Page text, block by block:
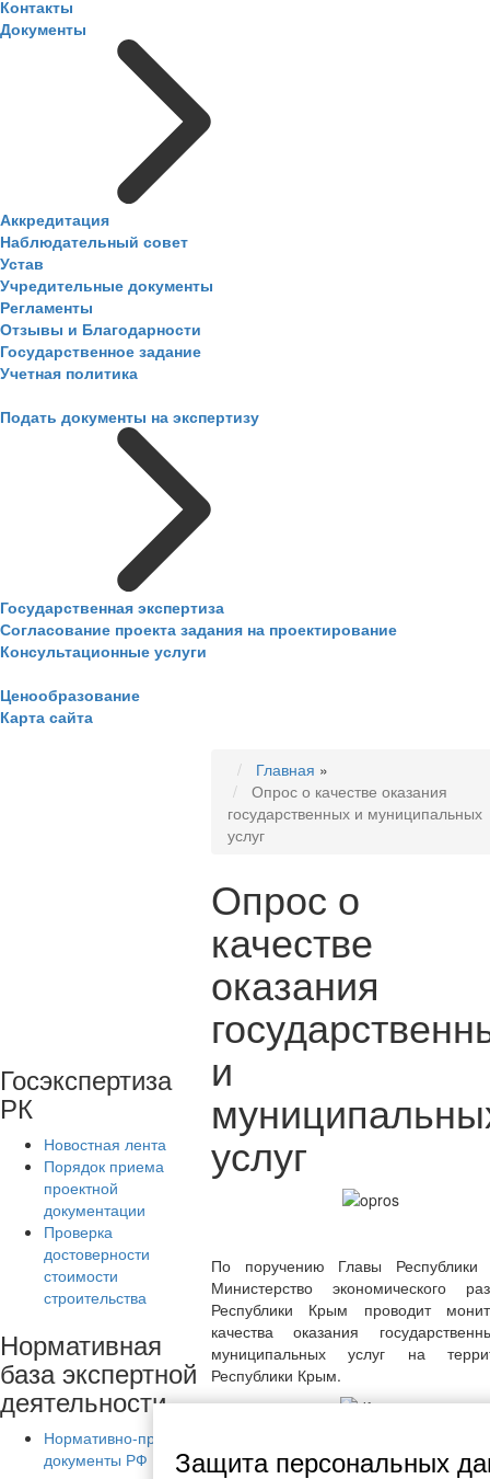
Защита персональных
Контакты
Документы
Аккредитация
Наблюдательный совет
Устав
Учредительные документы
Регламенты
Отзывы и Благодарности
Государственное задание
Учетная политика
Подать документы на экспертизу
Государственная экспертиза
Согласование проекта задания на проектирование
Консультационные услуги
Ценообразование
Карта сайта
Госэкспертиза
РК
Новостная лента
Порядок приема
проектной
документации
Проверка
достоверности
стоимости
строительства
Нормативная
база экспертной
деятельности
Нормативно-правовые
документы РФ
Главная »
Опрос о качестве оказания
государственных и муниципальных
услуг
Опрос о
качестве
оказания
и
услуг
По поручению Главы
Министерство экономического
Республики Крым проводит
качества оказания
муниципальных услуг на
Республики Крым.
Анкета с
Портале